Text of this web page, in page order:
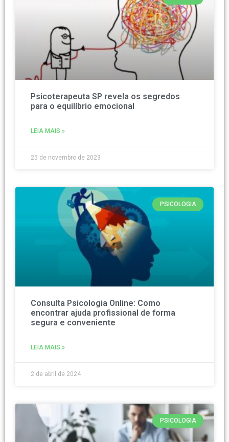
Psicoterapeuta SP revela os segredos
para o equilíbrio emocional
LEIA MAIS »
25 de novembro de 2023
PSICOLOGIA
Consulta Psicologia Online: Como
encontrar ajuda profissional de forma
segura e conveniente
LEIA MAIS »
2 de abril de 2024
PSICOLOGIA